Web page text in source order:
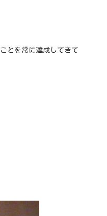
とを常に達成してきて